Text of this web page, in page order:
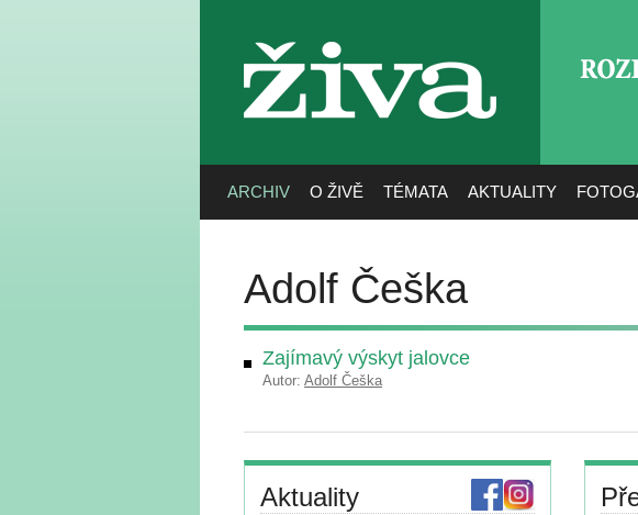
živa
ARCHIV O ŽIVĚ TÉMATA AKTUALITY
Adolf Češka
Zajímavý výskyt jalovce
Autor: Adolf Češka
Aktuality